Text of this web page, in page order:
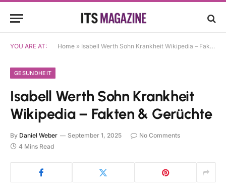
YOU ARE AT: Home » Isabell Werth Sohn Krankheit Wikipedia – Fakten & Gerüchte
GESUNDHEIT
Isabell Werth Sohn Krankheit
Wikipedia – Fakten & Gerüchte
By Daniel Weber September 1, 2025
No Comments
4 Mins Read